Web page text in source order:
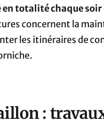
totalité chaque
concernent la
les itinéraires de
: